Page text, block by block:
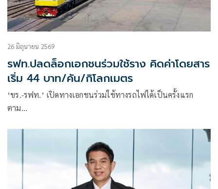
26 มิถุนายน 2569
รฟท.ปลดล็อกเอกชนร่วมใช้ราง คิดค่าโดยสาร
เริ่ม 44 บาท/คัน/กิโลกเมตร
‘ขร.-รฟท.’ เปิดทางเอกชนร่วมใช้ทางรถไฟได้เป็นครั้งแรก
ตาม…